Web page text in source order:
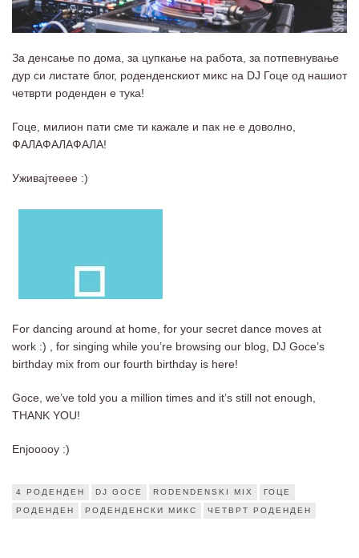
За денсање по дома, за цупкање на работа, за потпевнување
дур си листате блог, роденденскиот микс на DJ Гоце од нашиот
четврти роденден е тука!
Гоце, милион пати сме ти кажале и пак не е доволно,
ФАЛАФАЛАФАЛА!
Уживајтееее :)
For dancing around at home, for your secret dance moves at
work :) , for singing while you’re browsing our blog, DJ Goce’s
birthday mix from our fourth birthday is here!
Goce, we’ve told you a million times and it’s still not enough,
THANK YOU!
Enjooooy :)
4 РОДЕНДЕН DJ GOCE RODENDENSKI MIX ГОЦЕ
РОДЕНДЕН РОДЕНДЕНСКИ МИКС ЧЕТВРТ РОДЕНДЕН